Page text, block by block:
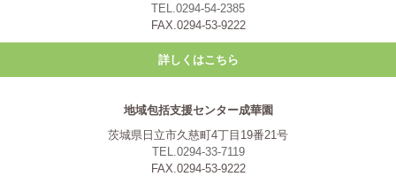
TEL.0294-54-2385
FAX.0294-53-9222
詳しくはこちら
地域包括支援センター成華園
茨城県日立市久慈町4丁目19番21号
TEL.0294-33-7119
FAX.0294-53-9222